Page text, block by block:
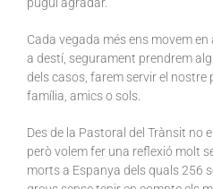
pugui agradar.
Cada vegada més ens movem
a destí, segurament prendrem
dels casos, farem servir el
família, amics o sols.
Des de la Pastoral del Trànsit no
però volem fer una reflexió molt
morts a Espanya dels quals 256